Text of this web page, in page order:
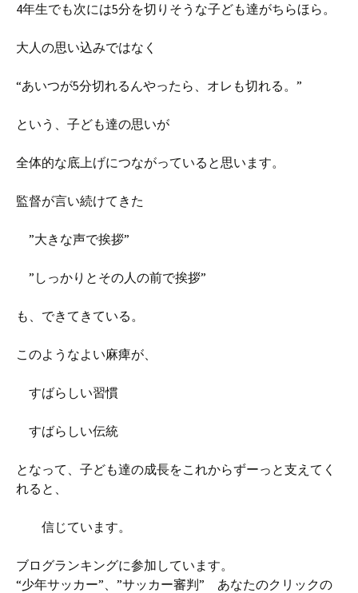
4年生でも次には5分を切りそうな子ども達がちらほら。
大人の思い込みではなく
“あいつが5分切れるんやったら、オレも切れる。”
という、子ども達の思いが
全体的な底上げにつながっていると思います。
監督が言い続けてきた
”大きな声で挨拶”
”しっかりとその人の前で挨拶”
も、できてきている。
このようなよい麻痺が、
すばらしい習慣
すばらしい伝統
となって、子ども達の成長をこれからずーっと支えてく
れると、
信じています。
ブログランキングに参加しています。
“少年サッカー”、”サッカー審判” あなたのクリックの